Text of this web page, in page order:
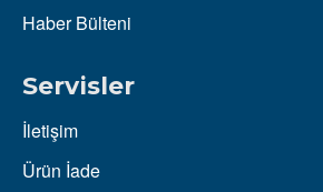
Haber Bülteni
Servisler
İletişim
Ürün İade